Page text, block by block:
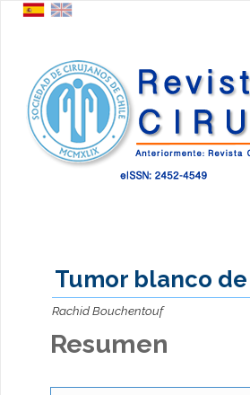
Tumor blanco
Rachid Bouchentouf
Resumen